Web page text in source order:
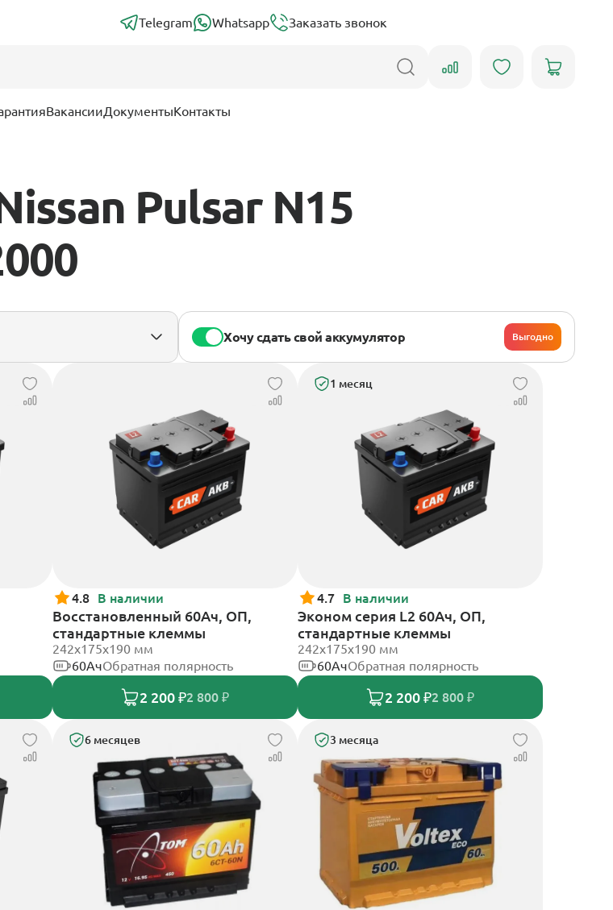
Telegram Whatsapp Заказать звонок
ВакансииДокументыКонтакты
Pulsar N15
Хочу сдать свой аккумулятор Выгодно
4.8 В наличии
Восстановленный 60Ач, ОП,
стандартные клеммы
242х175х190 мм
60АчОбратная полярность
2 200 ₽2 800 ₽
1 месяц
4.7 В наличии
Эконом серия L2 60Ач, ОП,
стандартные клеммы
242х175х190 мм
60АчОбратная полярность
2 200 ₽2 800 ₽
6 месяцев 3 месяца